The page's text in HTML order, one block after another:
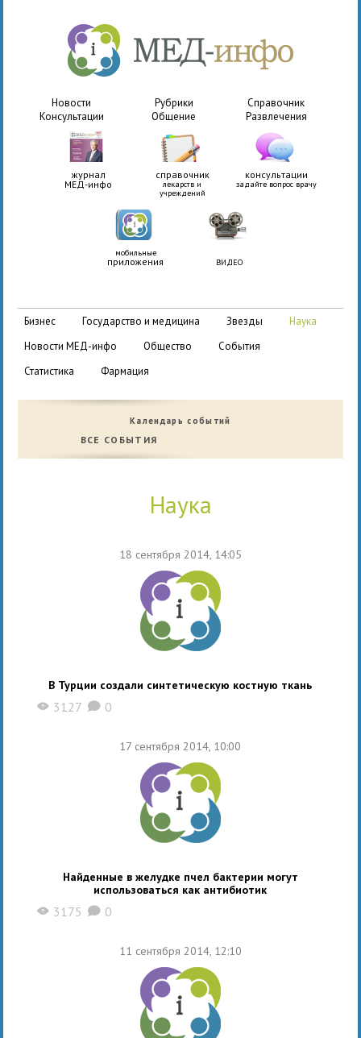
Новости Рубрики
Справочник
Консультации
Общение Развлечения
журнал
МЕД-инфо
справочник
лекарств и
учреждений
консультации
задайте вопрос врачу
мобильные
приложения ВИДЕО
бизнес государство и медицина звезды
наука
новости МЕД-инфо
общество
события
статистика
фармация
Календарь событий
ВСЕ СОБЫТИЯ
наука
18 сентября 2014, 14:05
В Турции создали синтетическую костную ткань
X 3127 K 0
17 сентября 2014, 10:00
Найденные в желудке пчел бактерии могут
использоваться как антибиотик
X 3175 K 0
11 сентября 2014, 12:10